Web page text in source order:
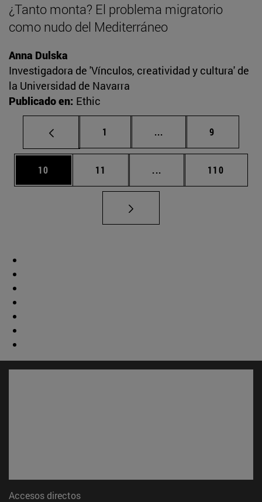
¿Tanto monta? El problema migratorio
como nudo del Mediterráneo
Anna Dulska
Investigadora de 'Vínculos, creatividad y cultura' de
la Universidad de Navarra
Publicado en: Ethic
Página
1 ... Páginas intermedias
Página
9
Página
10 Página
11 ... Páginas intermedias
Página
110
Accesos directos